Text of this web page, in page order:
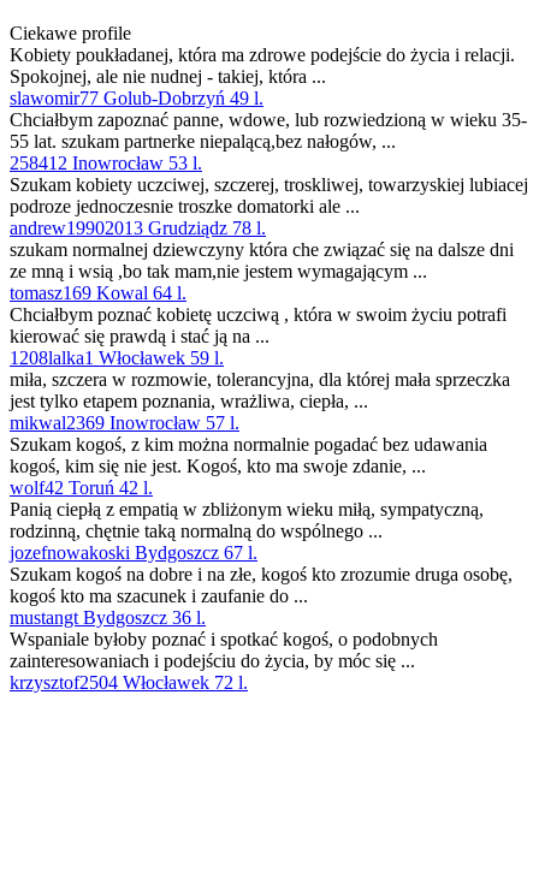
Ciekawe profile
Kobiety poukładanej, która ma zdrowe podejście do życia i relacji.
Spokojnej, ale nie nudnej - takiej, która ...
slawomir77 Golub-Dobrzyń 49 l.
Chciałbym zapoznać panne, wdowe, lub rozwiedzioną w wieku 35-
55 lat. szukam partnerke niepalącą,bez nałogów, ...
258412 Inowrocław 53 l.
Szukam kobiety uczciwej, szczerej, troskliwej, towarzyskiej lubiacej
podroze jednoczesnie troszke domatorki ale ...
andrew19902013 Grudziądz 78 l.
szukam normalnej dziewczyny która che związać się na dalsze dni
ze mną i wsią ,bo tak mam,nie jestem wymagającym ...
tomasz169 Kowal 64 l.
Chciałbym poznać kobietę uczciwą , która w swoim życiu potrafi
kierować się prawdą i stać ją na ...
1208lalka1 Włocławek 59 l.
miła, szczera w rozmowie, tolerancyjna, dla której mała sprzeczka
jest tylko etapem poznania, wrażliwa, ciepła, ...
mikwal2369 Inowrocław 57 l.
Szukam kogoś, z kim można normalnie pogadać bez udawania
kogoś, kim się nie jest. Kogoś, kto ma swoje zdanie, ...
wolf42 Toruń 42 l.
Panią ciepłą z empatią w zbliżonym wieku miłą, sympatyczną,
rodzinną, chętnie taką normalną do wspólnego ...
jozefnowakoski Bydgoszcz 67 l.
Szukam kogoś na dobre i na złe, kogoś kto zrozumie druga osobę,
kogoś kto ma szacunek i zaufanie do ...
mustangt Bydgoszcz 36 l.
Wspaniale byłoby poznać i spotkać kogoś, o podobnych
zainteresowaniach i podejściu do życia, by móc się ...
krzysztof2504 Włocławek 72 l.